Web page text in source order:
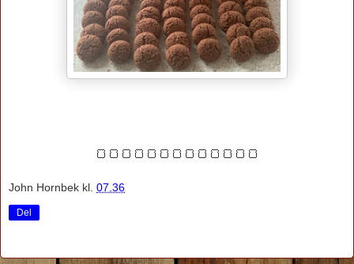
🍞🍞🍞🍞🍞🍞🍞🍞🍞🍞🍞🍞🍞
John Hornbek kl. 07.36
Del